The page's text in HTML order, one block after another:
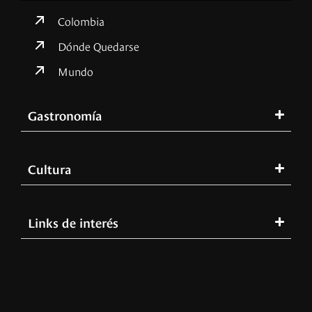
Colombia
Dónde Quedarse
Mundo
Gastronomía
Cultura
Links de interés